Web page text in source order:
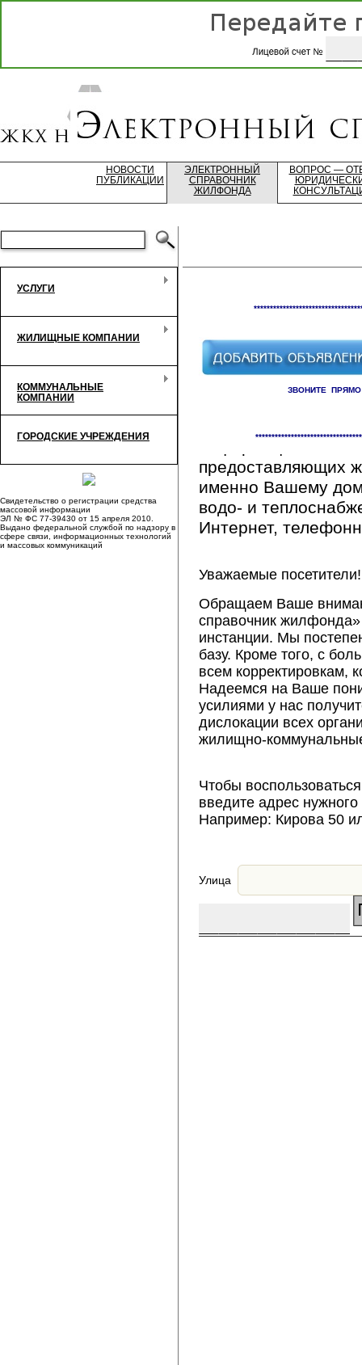
НОВОСТИ
ПУБЛИКАЦИИ
ЭЛЕКТРОННЫЙ
СПРАВОЧНИК
ЖИЛФОНДА
ВОПРОС —
УСЛУГИ
ЖИЛИЩНЫЕ КОМПАНИИ
КОММУНАЛЬНЫЕ
КОМПАНИИ
ГОРОДСКИЕ УЧРЕЖДЕНИЯ
Свидетельство о регистрации средства
массовой информации
ЭЛ № ФС 77-39430 от 15 апреля 2010.
Выдано федеральной службой по надзору в
сфере связи, информационных технологий
и массовых коммуникаций
ЗВОНИТЕ
предоставляющих
именно Вашему
водо- и
Интернет,
Уважаемые посетители!
Обращаем Ваше
справочник
инстанции. Мы
базу. Кроме того, с
всем корректировкам,
Надеемся на Ваше
усилиями у нас
дислокации всех
жилищно-
Чтобы
введите адрес
Например: Кирова 50
Улица